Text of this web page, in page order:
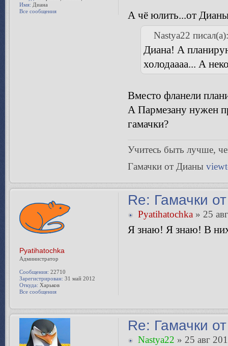
А чё юлить...от
Nastya22 писал(а):
Диана! А
холодаааа... А
Вместо фланели
А Пармезану нужен
гамачки?
Учитесь быть лучше,
Гамачки от Дианы
Имя: Диана
Все сообщения
Re: Гамачки
Pyatihatochka» 25
Я знаю! Я знаю! В
Pyatihatochka
Администратор
Сообщения: 22710
Зарегистрирован: 31 май 2012
Откуда: Харьков
Все сообщения
Re: Гамачки
Nastya22 » 25 авг